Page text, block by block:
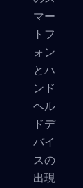
マー
トフ
ォン
とハ
ンド
ヘル
ドデ
バイ
スの
出現